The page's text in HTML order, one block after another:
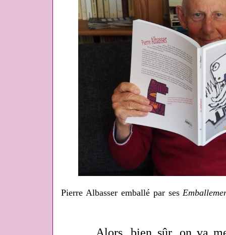
Pierre Albasser emballé par ses